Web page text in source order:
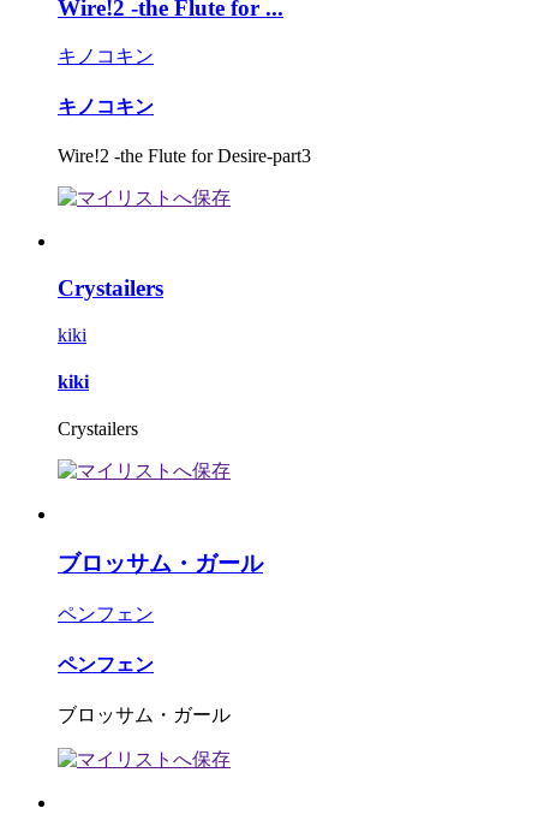
Wire!2 -the Flute for ...
キノコキン
キノコキン
Wire!2 -the Flute for Desire-part3
Crystailers
kiki
kiki
Crystailers
ブロッサム・ガール
ペンフェン
ペンフェン
ブロッサム・ガール